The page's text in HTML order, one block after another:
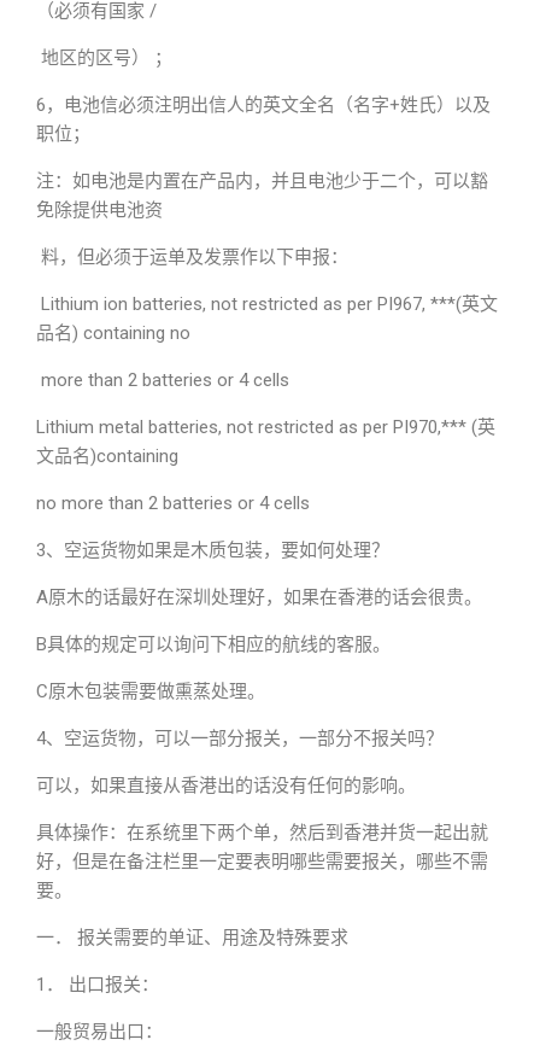
（必须有国家 /
地区的区号） ；
6，电池信必须注明出信人的英文全名（名字+姓氏）以及
职位；
注：如电池是内置在产品内，并且电池少于二个，可以豁
免除提供电池资
料，但必须于运单及发票作以下申报：
Lithium ion batteries, not restricted as per PI967, ***(英文
品名) containing no
more than 2 batteries or 4 cells
Lithium metal batteries, not restricted as per PI970,*** (英
文品名)containing
no more than 2 batteries or 4 cells
3、空运货物如果是木质包装，要如何处理？
A原木的话最好在深圳处理好，如果在香港的话会很贵。
B具体的规定可以询问下相应的航线的客服。
C原木包装需要做熏蒸处理。
4、空运货物，可以一部分报关，一部分不报关吗？
可以，如果直接从香港出的话没有任何的影响。
具体操作：在系统里下两个单，然后到香港并货一起出就
好，但是在备注栏里一定要表明哪些需要报关，哪些不需
要。
一． 报关需要的单证、用途及特殊要求
1． 出口报关：
一般贸易出口：